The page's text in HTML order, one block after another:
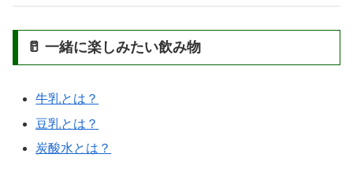
🥛 一緒に楽しみたい飲み物
牛乳とは？
豆乳とは？
炭酸水とは？